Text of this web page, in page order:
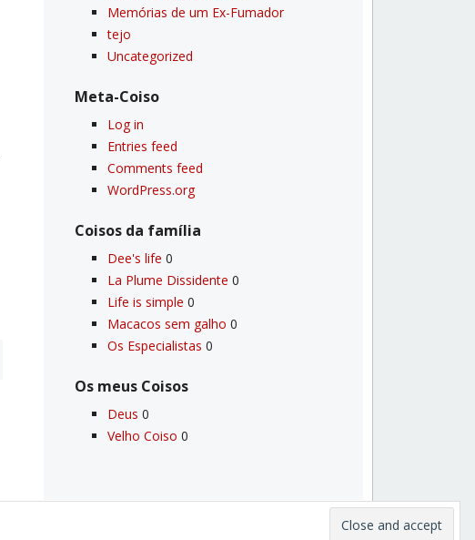
Memórias de um Ex-Fumador
tejo
Uncategorized
Meta-Coiso
Log in
Entries feed
Comments feed
WordPress.org
Coisos da famí­lia
Dee's life 0
La Plume Dissidente 0
Life is simple 0
Macacos sem galho 0
Os Especialistas 0
Os meus Coisos
Deus 0
Velho Coiso 0